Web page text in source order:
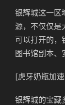
银辉城这一区
源，不仅仅是
可以打开的，
图书馆副本、
[虎牙奶瓶加
银辉城的宝藏